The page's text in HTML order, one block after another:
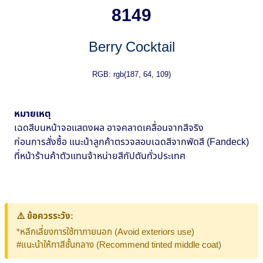
8149
Berry Cocktail
RGB: rgb(187, 64, 109)
หมายเหตุ
เฉดสีบนหน้าจอแสดงผล อาจคลาดเคลื่อนจากสีจริง
ก่อนการสั่งซื้อ แนะน้าลูกค้าตรวจสอบเฉดสีจากพัดสี (Fandeck)
ที่หน้าร้านค้าตัวแทนจ้าหน่ายสีกัปตันทั่วประเทศ
⚠️ ข้อควรระวัง:
*หลีกเลี่ยงการใช้ทาภายนอก (Avoid exteriors use)
#แนะนำให้ทาสีชั้นกลาง (Recommend tinted middle coat)